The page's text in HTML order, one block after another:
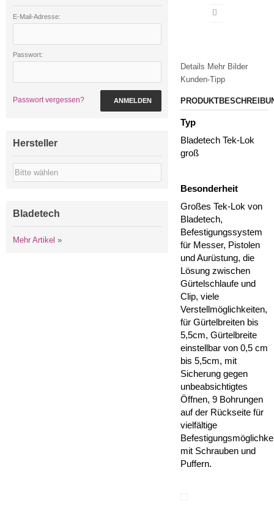
Details Mehr Bilder
Kunden-Tipp
Typ
Bladetech Tek-Lok
groß
Besonderheit
Großes Tek-Lok von
Bladetech,
Befestigungssystem
für Messer, Pistolen
und Aurüstung, die
Lösung zwischen
Gürtelschlaufe und
Clip, viele
Verstellmöglichkeiten,
für Gürtelbreiten bis
5,5cm, Gürtelbreite
einstellbar von 0,5 cm
bis 5,5cm, mit
Sicherung gegen
unbeabsichtigtes
Öffnen, 9 Bohrungen
auf der Rückseite für
vielfältige
mit Schrauben und
Puffern.
E-Mail-Adresse:
Passwort:
Passwort vergessen? ANMELDEN
Hersteller
Bladetech
Mehr Artikel »